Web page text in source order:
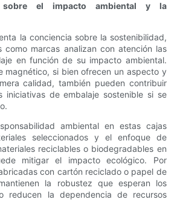
sobre el impacto ambiental y la
la conciencia sobre la sostenibilidad,
como marcas analizan con atención las
en función de su impacto ambiental.
magnético, si bien ofrecen un aspecto y
calidad, también pueden contribuir
iniciativas de embalaje sostenible si se
ambiental en estas cajas
seleccionados y el enfoque de
reciclables o biodegradables en
mitigar el impacto ecológico. Por
con cartón reciclado o papel de
la robustez que esperan los
reducen la dependencia de recursos